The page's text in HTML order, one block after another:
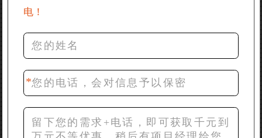
36分钟前 罗先生：每小时100吨左右的鄂破和反击破，
42分钟前 梁先生：膨润土磨到200目，用什么磨粉设
备？
电！